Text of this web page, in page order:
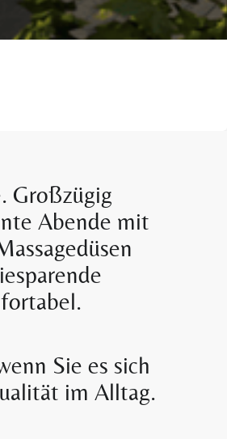
Großzügig
Abende mit
Sie es sich
im Alltag.